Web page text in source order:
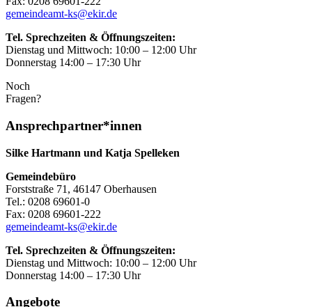
gemeindeamt-ks@ekir.de
Tel. Sprechzeiten & Öffnungszeiten:
Dienstag und Mittwoch: 10:00 – 12:00 Uhr
Donnerstag 14:00 – 17:30 Uhr
Noch
Fragen?
Ansprechpartner*innen
Silke Hartmann und Katja Spelleken
Gemeindebüro
Forststraße 71, 46147 Oberhausen
Tel.: 0208 69601-0
Fax: 0208 69601-222
gemeindeamt-ks@ekir.de
Tel. Sprechzeiten & Öffnungszeiten:
Dienstag und Mittwoch: 10:00 – 12:00 Uhr
Donnerstag 14:00 – 17:30 Uhr
Angebote